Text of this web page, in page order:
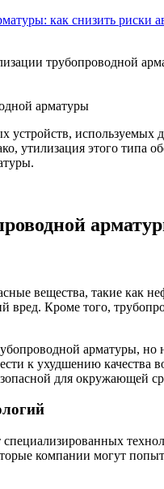
как снизить риски
трубопроводной
арматуры
устройств, используемых
утилизация этого типа
вещества, такие как
вред. Кроме того,
арматуры,
к ухудшению
для окружающей
компании могут